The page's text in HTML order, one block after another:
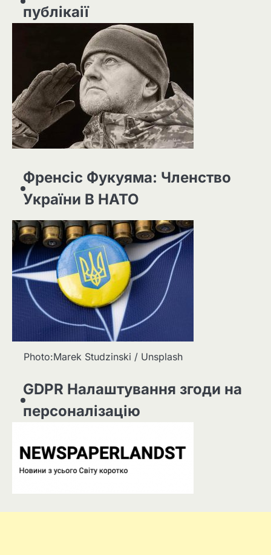
публікаії
Френсіс Фукуяма: Членство
України В НАТО
Photo:Marek Studzinski / Unsplash
GDPR Налаштування згоди на
персоналізацію